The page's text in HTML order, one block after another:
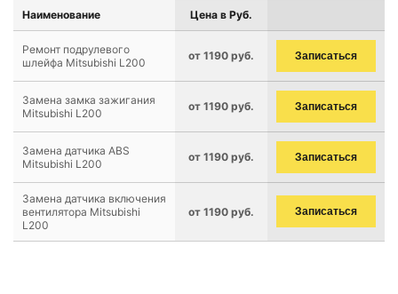
Наименование Цена в Руб.
Ремонт подрулевого
шлейфа Mitsubishi L200
от 1190 руб. Записаться
Замена замка зажигания
Mitsubishi L200
от 1190 руб. Записаться
Замена датчика ABS
Mitsubishi L200
от 1190 руб. Записаться
Замена датчика включения
вентилятора Mitsubishi
L200
от 1190 руб. Записаться